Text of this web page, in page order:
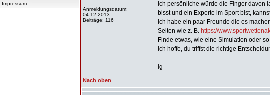
Impressum
Anmeldungsdatum:
04.12.2013
Beiträge: 116
Ich persönliche würde die Finger davon
bisst und ein Experte im Sport bist,
Ich habe ein paar Freunde die es
Seiten wie z. B. https://
Finde etwas, wie eine Simulation oder so.
Ich hoffe, du triffst die richtige
lg
Nach oben